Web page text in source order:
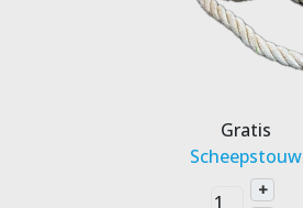
Gratis
Scheepstouw
+